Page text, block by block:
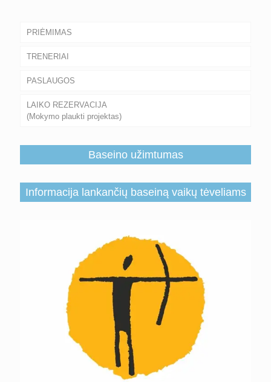
PRIĖMIMAS
TRENERIAI
PASLAUGOS
LAIKO REZERVACIJA
(Mokymo plaukti projektas)
Baseino užimtumas
Informacija lankančių baseiną vaikų tėveliams